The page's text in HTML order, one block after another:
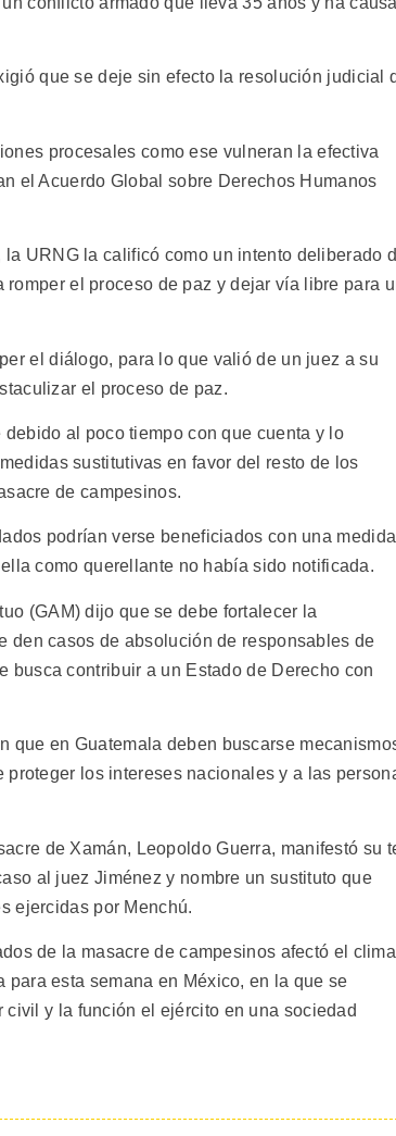
que se deje sin efecto la resolución judicial
procesales como ese vulneran la efectiva
el Acuerdo Global sobre Derechos Humanos
URNG la calificó como un intento deliberado
el proceso de paz y dejar vía libre para
el diálogo, para lo que valió de un juez a su
el proceso de paz.
al poco tiempo con que cuenta y lo
sustitutivas en favor del resto de los
de campesinos.
podrían verse beneficiados con una medida
como querellante no había sido notificada.
(GAM) dijo que se debe fortalecer la
den casos de absolución de responsables de
busca contribuir a un Estado de Derecho con
que en Guatemala deben buscarse
los intereses nacionales y a las
de Xamán, Leopoldo Guerra, manifestó su
al juez Jiménez y nombre un sustituto que
ejercidas por Menchú.
de la masacre de campesinos afectó el
esta semana en México, en la que se
y la función el ejército en una sociedad